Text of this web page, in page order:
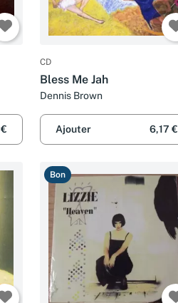
CD
Bless Me Jah
Dennis Brown
Ajouter 6,17 €
Bon